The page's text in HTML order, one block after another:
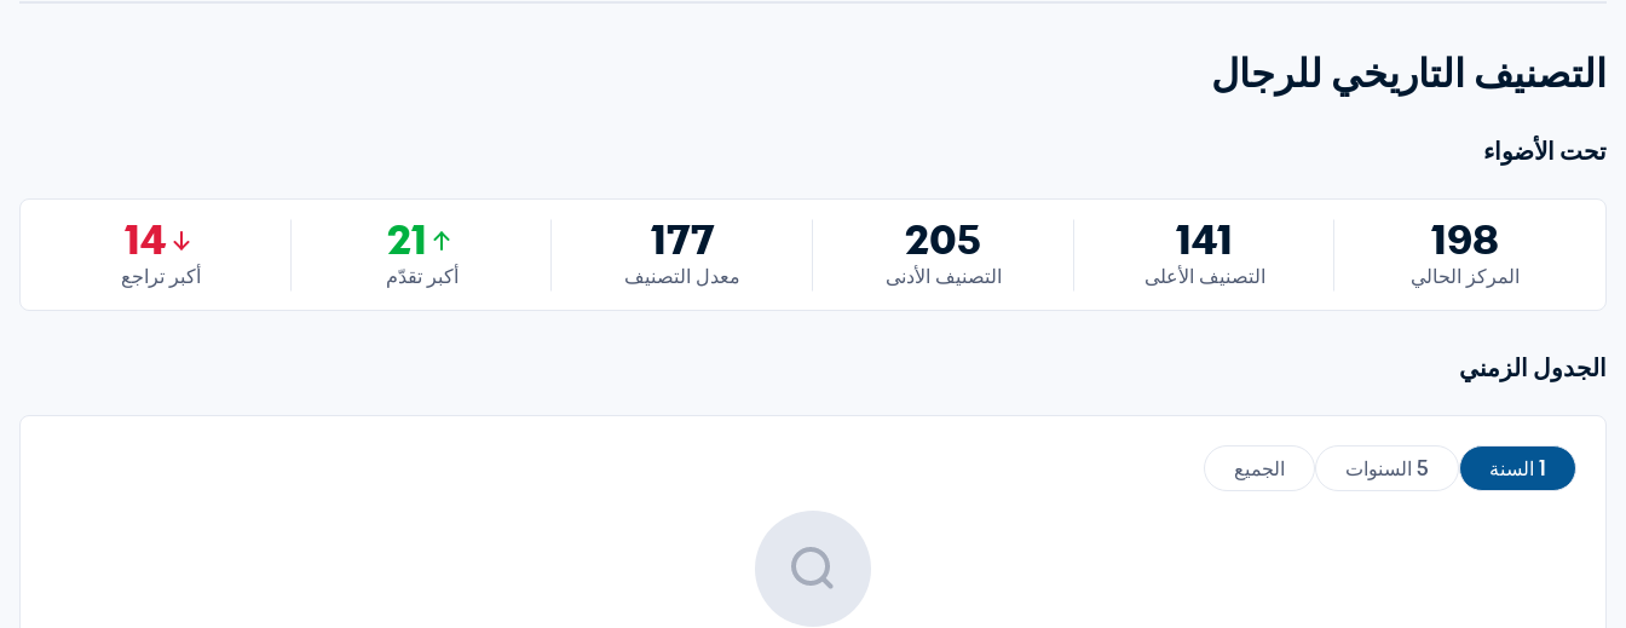
التصنيف التاريخي للرجال
تحت الأضواء
198
المركز الحالي
141
التصنيف الأعلى
205
التصنيف الأدنى
177
معدل التصنيف
21
أكبر تقدّم
14
أكبر تراجع
الجدول الزمني
1 السنة 5 السنوات الجميع